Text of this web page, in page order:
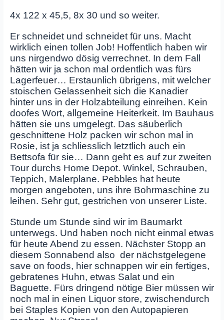
4x 122 x 45,5, 8x 30 und so weiter.
Er schneidet und schneidet für uns. Macht
wirklich einen tollen Job! Hoffentlich haben wir
uns nirgendwo dösig verrechnet. In dem Fall
hätten wir ja schon mal ordentlich was fürs
Lagerfeuer… Erstaunlich übrigens, mit welcher
stoischen Gelassenheit sich die Kanadier
hinter uns in der Holzabteilung einreihen. Kein
doofes Wort, allgemeine Heiterkeit. Im Bauhaus
hätten sie uns umgelegt. Das säuberlich
geschnittene Holz packen wir schon mal in
Rosie, ist ja schliesslich letztlich auch ein
Bettsofa für sie… Dann geht es auf zur zweiten
Tour durchs Home Depot. Winkel, Schrauben,
Teppich, Malerplane. Pebbles hat heute
morgen angeboten, uns ihre Bohrmaschine zu
leihen. Sehr gut, gestrichen von unserer Liste.
Stunde um Stunde sind wir im Baumarkt
unterwegs. Und haben noch nicht einmal etwas
für heute Abend zu essen. Nächster Stopp an
diesem Sonnabend also der nächstgelegene
save on foods, hier schnappen wir ein fertiges,
gebratenes Huhn, etwas Salat und ein
Baguette. Fürs dringend nötige Bier müssen wir
noch mal in einen Liquor store, zwischendurch
bei Staples Kopien von den Autopapieren